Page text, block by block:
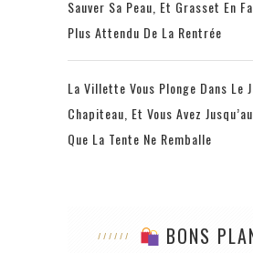
Sauver Sa Peau, Et Grasset En
Plus Attendu De La Rentrée
La Villette Vous Plonge Dans Le
Chapiteau, Et Vous Avez
Que La Tente Ne Remballe
BONS